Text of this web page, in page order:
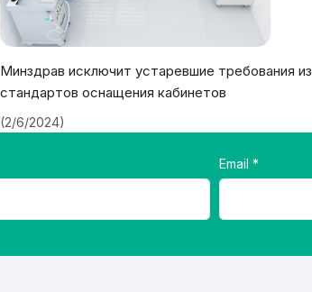
Минздрав исключит устаревшие требования из
стандартов оснащения кабинетов
(2/6/2024)
Email